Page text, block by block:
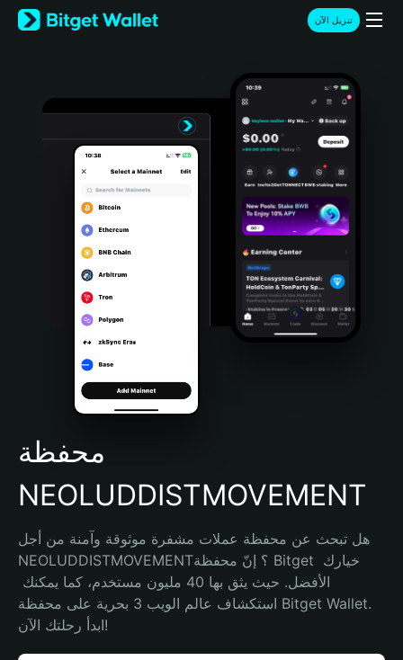
English
日本語
Türkçe
Português (Portugal)
Bahasa Indonesia
Português (Brasil)
Español (Argentina)
تنزيل الآن
محفظة
NEOLUDDISTMOVEMENT
هل تبحث عن محفظة عملات مشفرة موثوقة وآمنة من أجل
NEOLUDDISTMOVEMENT؟ إنّ محفظة Bitget خيارك
استكشاف عالم الويب 3 بحرية على محفظة Bitget Wallet.
ابدأ رحلتك الآن!